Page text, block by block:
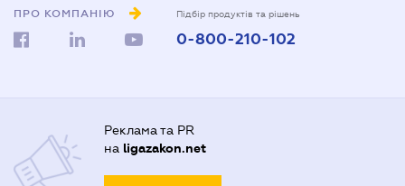
ПРО КОМПАНІЮ Підбір продуктів та рішень
0-800-210-102
Реклама та PR
на ligazakon.net